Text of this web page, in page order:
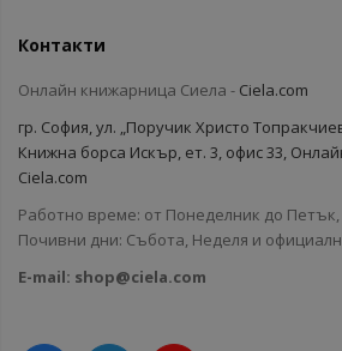
Контакти
Онлайн книжарница Сиела - Ciela.com
гр. София, ул. „Поручик Христо
Книжна борса Искър, ет. 3, офис 33,
Ciela.com
Работно време: от Понеделник до Петък,
Почивни дни: Събота, Неделя и
E-mail: shop@ciela.com